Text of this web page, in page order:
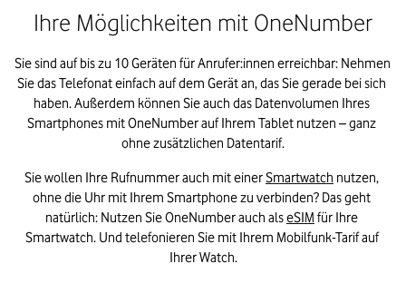
Ihre Möglichkeiten mit OneNumber
Sie sind auf bis zu 10 Geräten für Anrufer:innen erreichbar: Nehmen
Sie das Telefonat einfach auf dem Gerät an, das Sie gerade bei sich
haben. Außerdem können Sie auch das Datenvolumen Ihres
Smartphones mit OneNumber auf Ihrem Tablet nutzen – ganz
ohne zusätzlichen Datentarif.
Sie wollen Ihre Rufnummer auch mit einer Smartwatch nutzen,
ohne die Uhr mit Ihrem Smartphone zu verbinden? Das geht
natürlich: Nutzen Sie OneNumber auch als eSIM für Ihre
Smartwatch. Und telefonieren Sie mit Ihrem Mobilfunk-Tarif auf
Ihrer Watch.